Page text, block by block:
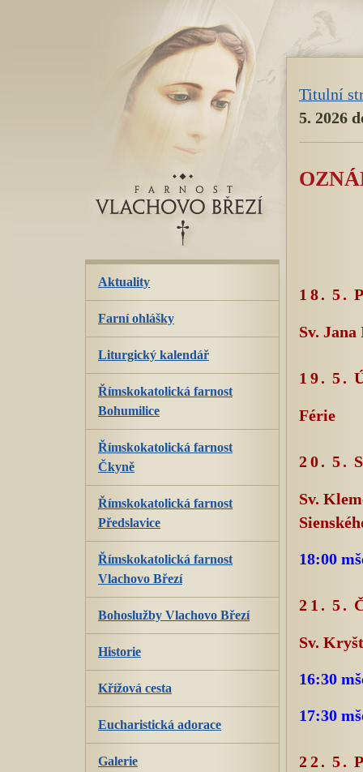
Titulní
5. 2026
18. 5.
Sv. Jana
19. 5.
Férie
20. 5.
Sv.
18:00
21. 5.
Sv.
16:30
17:30
22. 5.
Aktuality
Farní ohlášky
Liturgický kalendář
Římskokatolická farnost
Bohumilice
Římskokatolická farnost
Čkyně
Římskokatolická farnost
Předslavice
Římskokatolická farnost
Vlachovo Březí
Bohoslužby Vlachovo Březí
Historie
Křížová cesta
Eucharistická adorace
Galerie